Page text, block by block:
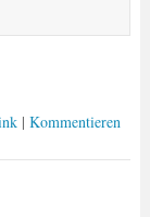
| Kommentieren